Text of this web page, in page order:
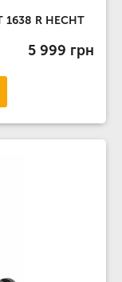
1638 R HECHT
5 999 грн